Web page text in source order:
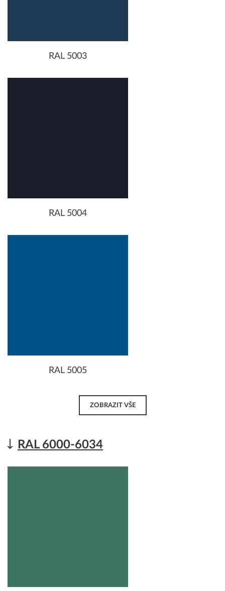
RAL 5003
RAL 5004
RAL 5005
ZOBRAZIT VŠE
RAL 6000-6034